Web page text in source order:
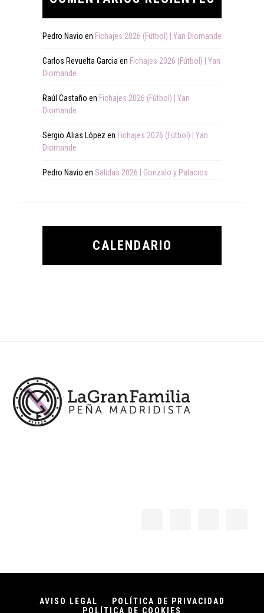
Pedro Navio en Fichajes 2026 (Fútbol) | Yan Diomande
Carlos Revuelta Garcia en Fichajes 2026 (Fútbol) | Yan
Diomande
Raúl Castaño en Fichajes 2026 (Fútbol) | Yan
Diomande
Sergio Alias López en Fichajes 2026 (Fútbol) | Yan
Diomande
Pedro Navio en Salidas 2026 | Gonzalo y Palacios
CALENDARIO
AVISO LEGAL
POLÍTICA DE PRIVACIDAD
POLÍTICA DE COOKIES